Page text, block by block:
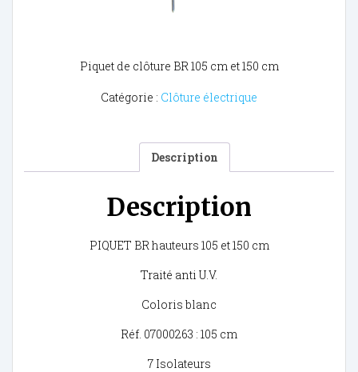
Piquet de clôture BR 105 cm et 150 cm
Catégorie : Clôture électrique
Description
Description
PIQUET BR hauteurs 105 et 150 cm
Traité anti U.V.
Coloris blanc
Réf. 07000263 : 105 cm
7 Isolateurs